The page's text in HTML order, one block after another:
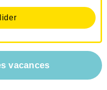
vacances